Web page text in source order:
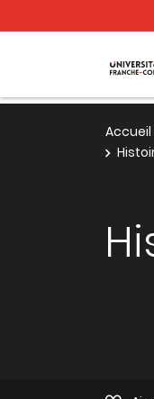
Accueil